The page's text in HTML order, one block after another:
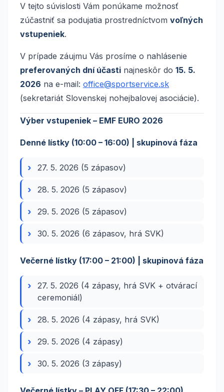
V tejto súvislosti Vám ponúkame možnosť
zúčastniť sa podujatia prostredníctvom voľných
vstupeniek.
V prípade záujmu Vás prosíme o nahlásenie
preferovaných dní účasti najneskôr do 15. 5.
2026 na e-mail: office@sportservice.sk
(sekretariát Slovenskej nohejbalovej asociácie).
Výber vstupeniek – EMF EURO 2026
Denné lístky (10:00 – 16:00) | skupinová fáza
27. 5. 2026 (5 zápasov)
28. 5. 2026 (5 zápasov)
29. 5. 2026 (5 zápasov)
30. 5. 2026 (6 zápasov, hrá SVK)
Večerné lístky (17:00 – 21:00) | skupinová fáza
27. 5. 2026 (4 zápasy, hrá SVK + otvárací
ceremoniál)
28. 5. 2026 (4 zápasy, hrá SVK)
29. 5. 2026 (4 zápasy)
30. 5. 2026 (3 zápasy)